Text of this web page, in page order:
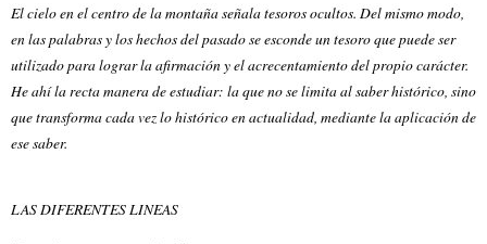
El cielo en el centro de la montaña señala tesoros ocultos. Del mismo modo,
en las palabras y los hechos del pasado se esconde un tesoro que puede ser
utilizado para lograr la afirmación y el acrecentamiento del propio carácter.
He ahí la recta manera de estudiar: la que no se limita al saber histórico, sino
que transforma cada vez lo histórico en actualidad, mediante la aplicación de
ese saber.
LAS DIFERENTES LINEAS